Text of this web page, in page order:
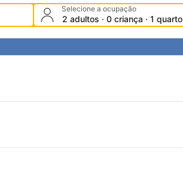
Selecione a ocupação
2 adultos · 0 criança · 1 quarto